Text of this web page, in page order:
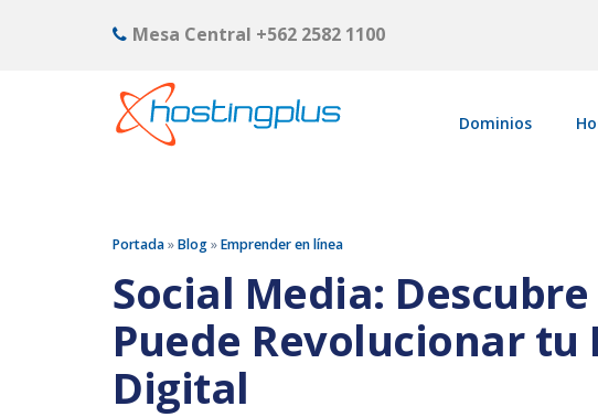
Mesa Central +562 2582 1100
Dominios
Portada»Blog»Emprender en línea
Social Media: Descubre
Puede Revolucionar tu
Digital